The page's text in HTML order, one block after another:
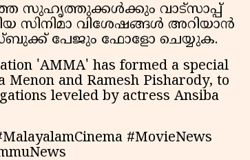
സുഹൃത്തുക്കൾക്കും വാട്സാപ്പ്
സിനിമാ വിശേഷങ്ങൾ അറിയാൻ
പേജും ഫോളോ ചെയ്യുക.
'AMMA' has formed a special
and Ramesh Pisharody, to
leveled by actress Ansiba
#MovieNews